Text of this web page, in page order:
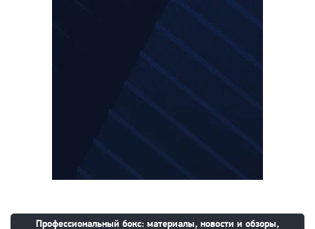
Профессиональный бокс: материалы, новости и обзоры,